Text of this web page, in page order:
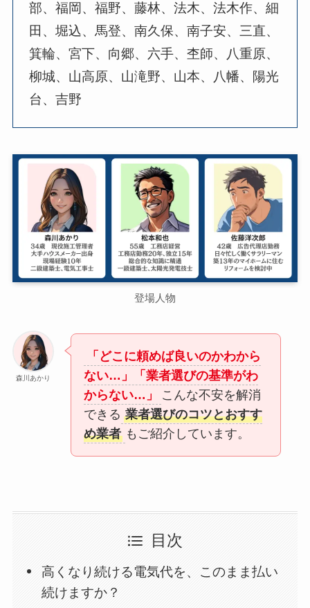
部、福岡、福野、藤林、法木、法木作、細
田、堀込、馬登、南久保、南子安、三直、
箕輪、宮下、向郷、六手、杢師、八重原、
柳城、山高原、山滝野、山本、八幡、陽光
台、吉野
登場人物
森川あかり
「どこに頼めば良いのかわから
ない…」「業者選びの基準がわ
からない…」
こんな不安を解消
できる 業者選びのコツとおすす
め業者 もご紹介しています。
目次
高くなり続ける電気代を、このまま払い
続けますか？